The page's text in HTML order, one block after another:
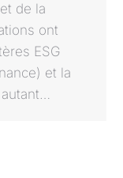
de la
ont
ESG
et la